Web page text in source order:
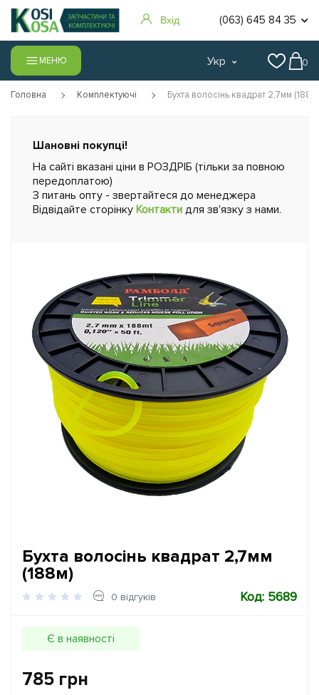
Вхід (063) 645 84 35
МЕНЮ Укр 0
Головна Комплектуючі Бухта волосінь квадрат 2,7мм (188м)
Шановні покупці!
На сайті вказані ціни в РОЗДРІБ (тільки за повною
передоплатою)
З питань опту - звертайтеся до менеджера
Відвідайте сторінку Контакти для зв'язку з нами.
Бухта волосінь квадрат 2,7мм
(188м)
0 відгуків Код: 5689
Є в наявності
785 грн